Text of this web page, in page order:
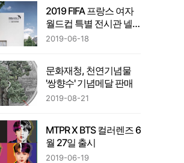
2019 FIFA 프랑스 여자
월드컵 특별 전시관 넬
슨 만델라 공원에 개관
2019-06-18
문화재청, 천연기념물
'쌍향수' 기념메달 판매
2019-08-21
MTPR X BTS 컬러렌즈 6
월 27일 출시
2019-06-19